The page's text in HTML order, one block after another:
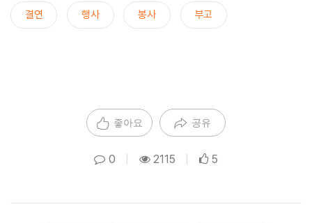
결연 행사 봉사 부고
좋아요 공유
0 2115 5